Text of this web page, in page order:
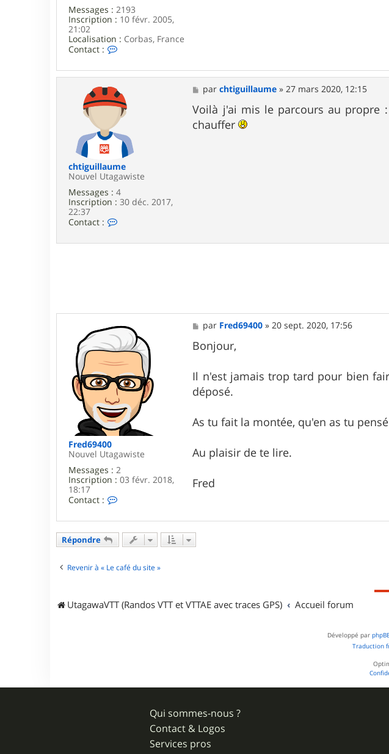
i
l
a
e
Messages : 2193
Inscription : 10 févr. 2005,
21:02
Localisation : Corbas, France
Contact :
t
c
t
e
u
t
a
g
a
a
chtiguillaume
Nouvel Utagawiste
Messages : 4
Inscription : 30 déc. 2017,
22:37
Contact :
t
i
g
i
l
l
a
u
m
e
M
e
s
s
a
parchtiguillaume » 27 mars 2020, 12:15
Voilà j'ai mis le parcours au propre
chauffer
Fred69400
Nouvel Utagawiste
Messages : 2
Inscription : 03 févr. 2018,
18:17
Contact :
c
e
e
M
e
s
s
g
e
par Fred69400 » 20 sept. 2020, 17:56
Bonjour,
Il n'est jamais trop tard pour bien
déposé.
As tu fait la montée, qu'en as tu
Au plaisir de te lire.
Fred
Répondre
Revenir à « Le café du site »
UtagawaVTT (Randos VTT et VTTAE avec traces GPS) Accueil forum
Développé par
Traduction
Qui sommes-nous ?
Contact & Logos
Services pros